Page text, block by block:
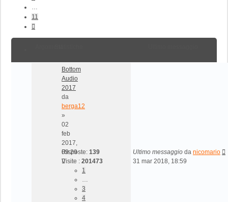
11
Bottom
Audio
2017
da
berga12
»
02
feb
2017,
09:29
1
3
4
Risposte: 139
Visite : 201473
Ultimo messaggio da nicomario
31 mar 2018, 18:59